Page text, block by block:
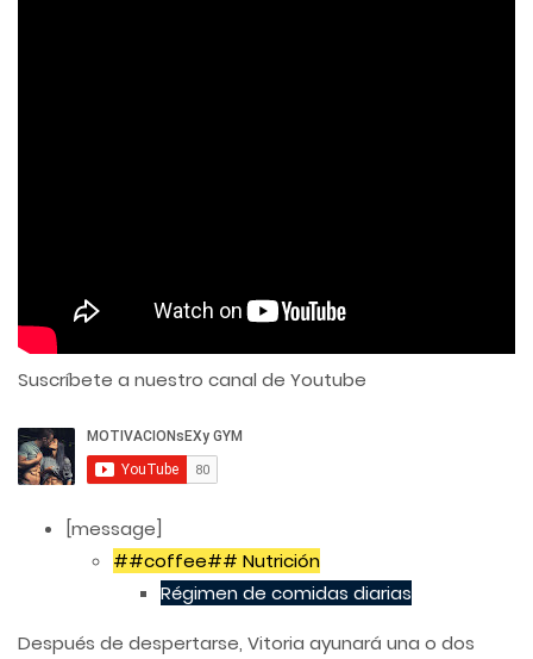
Suscríbete a nuestro canal de Youtube
[message]
##coffee## Nutrición
Régimen de comidas diarias
Después de despertarse, Vitoria ayunará una o dos